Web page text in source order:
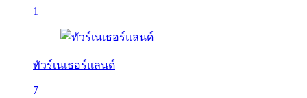
1
ทัวร์เนเธอร์แลนด์
7